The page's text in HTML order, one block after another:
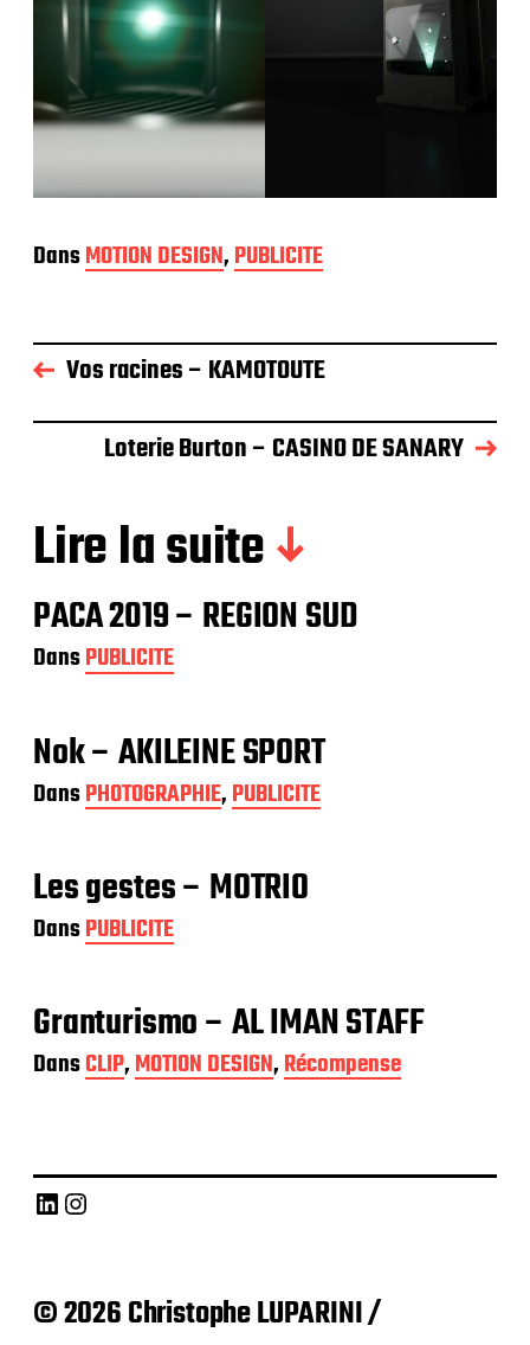
DansMOTION DESIGN,PUBLICITE
Vos racines – KAMOTOUTE
Loterie Burton – CASINO DE SANARY
Lire la suite
PACA 2019 – REGION SUD
DansPUBLICITE
Nok – AKILEINE SPORT
DansPHOTOGRAPHIE,PUBLICITE
Les gestes – MOTRIO
DansPUBLICITE
Granturismo – AL IMAN STAFF
DansCLIP,MOTION DESIGN,Récompense
LinkedIn Instagram
© 2026 Christophe LUPARINI /